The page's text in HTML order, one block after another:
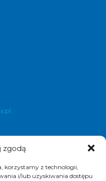
zgodą
korzystamy z technologii,
i/lub uzyskiwania dostępu
posadzek i
,